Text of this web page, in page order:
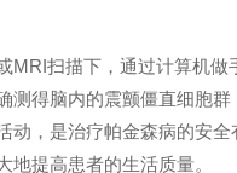
MRI扫描下，通过计算机
测得脑内的震颤僵直细胞
动，是治疗帕金森病的安
提高患者的生活质量。